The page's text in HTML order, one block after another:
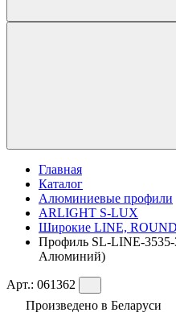
Главная
Каталог
Алюминиевые профили
ARLIGHT S-LUX
Широкие LINE,
Профиль SL-LINE-
Алюминий)
Арт.: 061362
Произведено в Беларуси